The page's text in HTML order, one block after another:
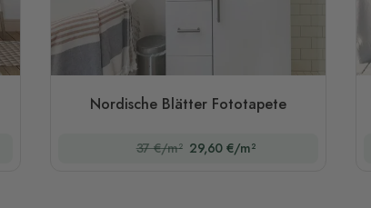
Nordische Blätter Fototapete
37 €/m² 29,60 €/m²